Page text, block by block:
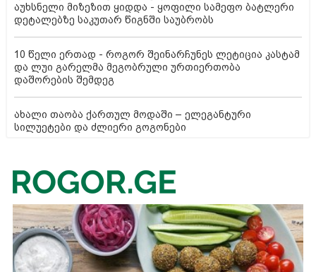
აუხსნელი მიზეზით ყიდდა - ყოფილი სამეფო ბატლერი
დეტალებზე საკუთარ წიგნში საუბრობს
10 წელი ერთად - როგორ შეინარჩუნეს ლეტიცია კასტამ
და ლუი გარელმა მეგობრული ურთიერთობა
დაშორების შემდეგ
ახალი თაობა ქართულ მოდაში – ელეგანტური
სილუეტები და ძლიერი გოგონები